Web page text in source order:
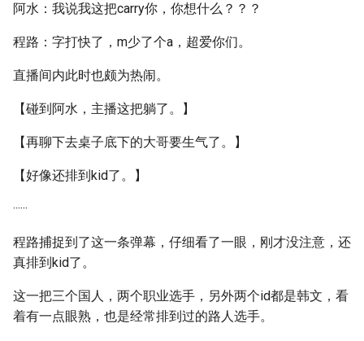
阿水：我说我这把carry你，你想什么？？？
程路：字打快了，m少了个a，超爱你们。
直播间内此时也颇为热闹。
【碰到阿水，主播这把躺了。】
【再聊下去桌子底下的大哥要生气了。】
【好像还排到kid了。】
······
程路捕捉到了这一条弹幕，仔细看了一眼，刚才没注意，还
真排到kid了。
这一把三个国人，两个职业选手，另外两个id都是韩文，看
着有一点眼熟，也是经常排到过的路人选手。